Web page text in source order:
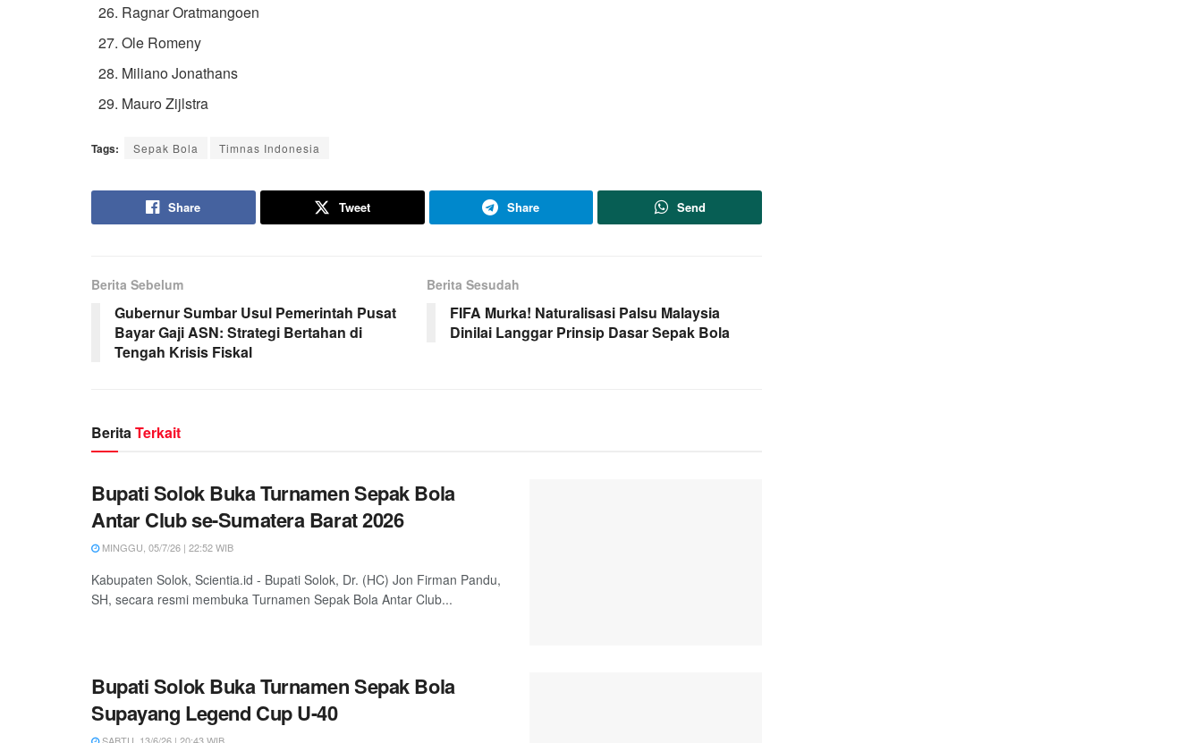
Ragnar Oratmangoen
Ole Romeny
Miliano Jonathans
Mauro Zijlstra
Tags: Sepak Bola Timnas Indonesia
Share Tweet Share Send
Berita Sebelum
Gubernur Sumbar Usul Pemerintah Pusat
Bayar Gaji ASN: Strategi Bertahan di
Tengah Krisis Fiskal
Berita Sesudah
FIFA Murka! Naturalisasi Palsu Malaysia
Dinilai Langgar Prinsip Dasar Sepak Bola
BeritaTerkait
Bupati Solok Buka Turnamen Sepak Bola
Antar Club se-Sumatera Barat 2026
MINGGU, 05/7/26 | 22:52 WIB
Kabupaten Solok, Scientia.id - Bupati Solok, Dr. (HC) Jon Firman Pandu,
SH, secara resmi membuka Turnamen Sepak Bola Antar Club...
Bupati Solok Buka Turnamen Sepak Bola
Supayang Legend Cup U-40